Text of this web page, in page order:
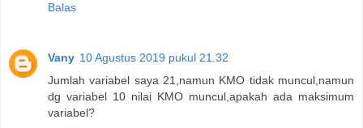
Balas
Vany 10 Agustus 2019 pukul 21.32
Jumlah variabel saya 21,namun KMO tidak muncul,namun
dg variabel 10 nilai KMO muncul,apakah ada maksimum
variabel?